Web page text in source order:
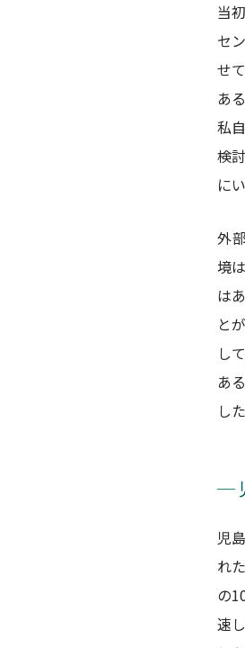
当
セ
せ
あ
私
検
に
外
境
は
と
し
あ
した
─
児
れ
の
速